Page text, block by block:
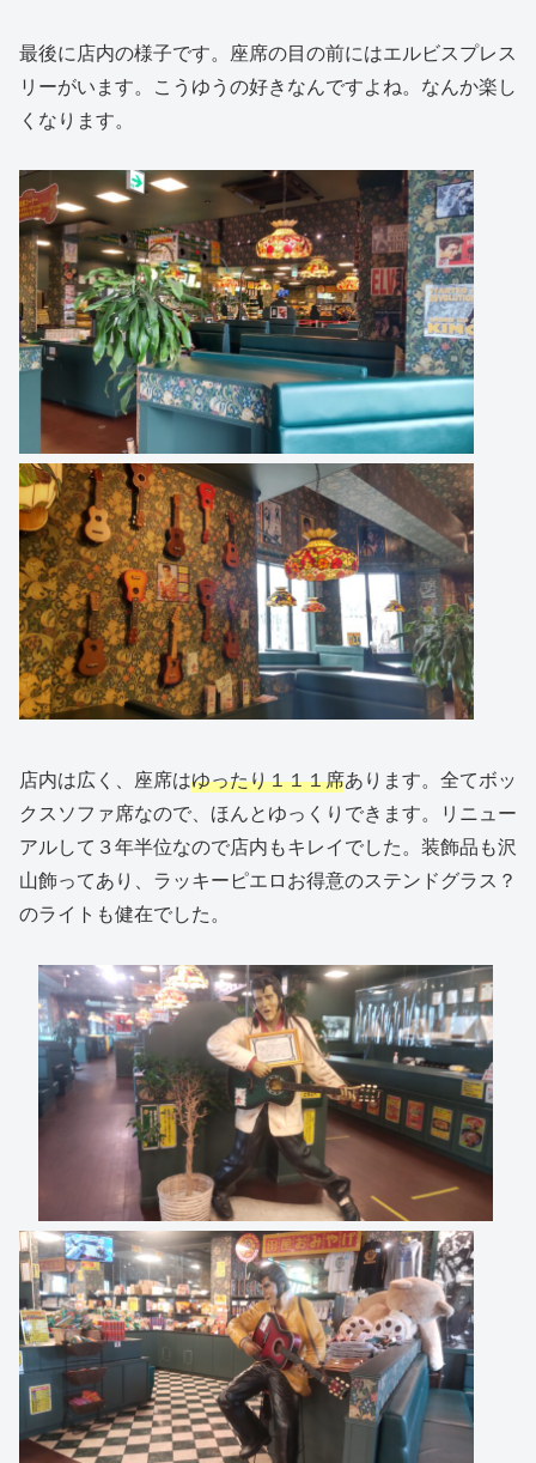
最後に店内の様子です。座席の目の前にはエルビスプレス
リーがいます。こうゆうの好きなんですよね。なんか楽し
くなります。
店内は広く、座席はゆったり１１１席あります。全てボッ
クスソファ席なので、ほんとゆっくりできます。リニュー
アルして３年半位なので店内もキレイでした。装飾品も沢
山飾ってあり、ラッキーピエロお得意のステンドグラス？
のライトも健在でした。